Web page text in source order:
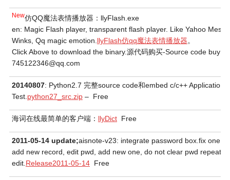
New仿QQ魔法表情播放器：llyFlash.exe
en: Magic Flash player, transparent flash player. Like Yahoo
Winks, Qq magic emotion. llyFlash仿qq魔法表情播放器。
Click Above to download the binary.源代码购买-Source code buy：
745122346@qq.com
20140807: Python2.7 完整source code和embed c/c++ Application
Test. python27_src.zip– Free
海词在线最简单的客户端： llyDictFree
2011-05-14 update;aisnote-v23: integrate password box.fix one
add new record, edit pwd, add new one, do not clear pwd repeat
edit. Release2011-05-14Free